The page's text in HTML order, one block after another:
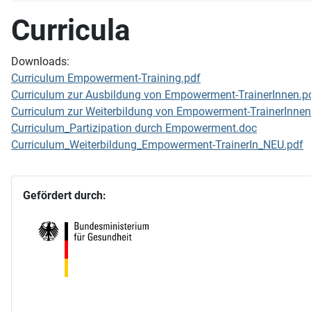
Curricula
Downloads:
Curriculum Empowerment-Training.pdf
Curriculum zur Ausbildung von Empowerment-
Curriculum zur Weiterbildung von Empowerment-
Curriculum_Partizipation durch Empowerment.doc
Curriculum_Weiterbildung_Empowerment-TrainerIn_NEU.pdf
Gefördert durch: